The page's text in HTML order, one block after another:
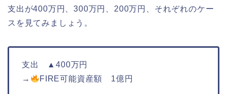
支出が400万円、300万円、200万円、それぞれのケー
スを見てみましょう。
支出 ▲400万円
→
FIRE可能資産額 1億円